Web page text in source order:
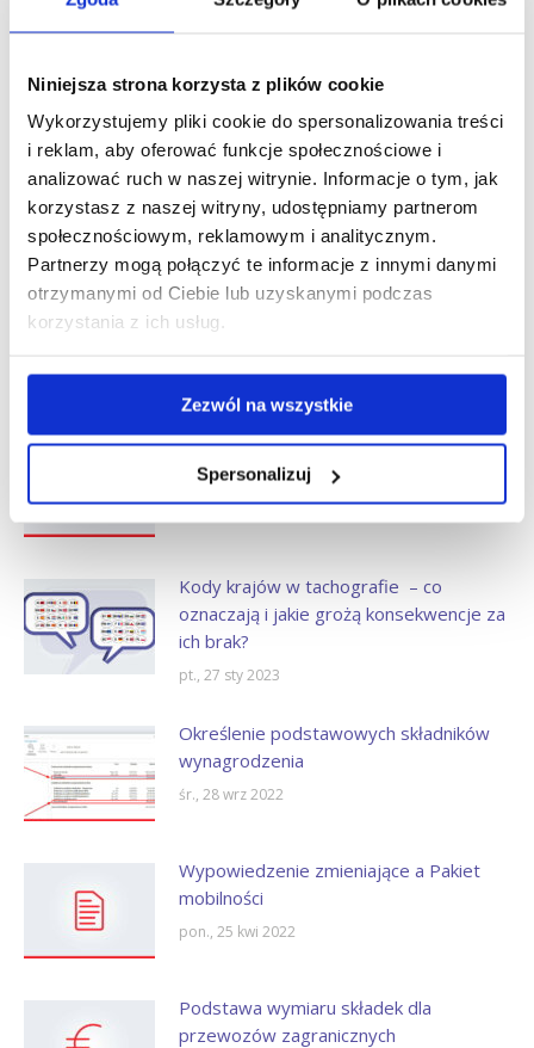
Niniejsza strona korzysta z plików cookie
Wykorzystujemy pliki cookie do spersonalizowania treści
i reklam, aby oferować funkcje społecznościowe i
analizować ruch w naszej witrynie. Informacje o tym, jak
korzystasz z naszej witryny, udostępniamy partnerom
społecznościowym, reklamowym i analitycznym.
Partnerzy mogą połączyć te informacje z innymi danymi
otrzymanymi od Ciebie lub uzyskanymi podczas
korzystania z ich usług.
Zezwól na wszystkie
Spersonalizuj
wpis:
udostępniony
Następny
wpis:
Już w sobotę walka Przemysława Gorgonia!
Zobacz również
Dodatkowe opcje w programie
Tachospeed Expert – omówienie
śr., 31 maj 2023
Jak zaimportować kartę pracy kierowcy
do programu Tachospeed Expert?
pt., 17 mar 2023
Kody krajów w tachografie – co
oznaczają i jakie grożą konsekwencje za
ich brak?
pt., 27 sty 2023
Określenie podstawowych składników
wynagrodzenia
śr., 28 wrz 2022
Wypowiedzenie zmieniające a Pakiet
mobilności
pon., 25 kwi 2022
Podstawa wymiaru składek dla
przewozów zagranicznych